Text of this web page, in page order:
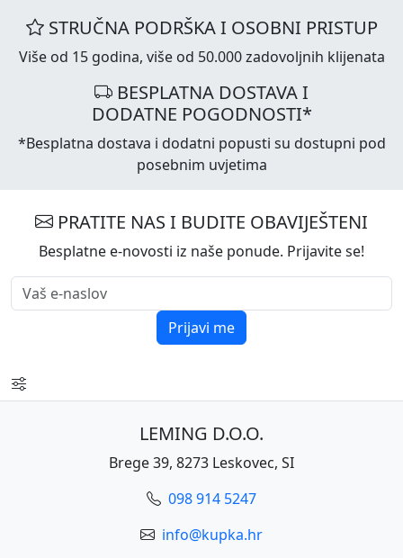
STRUČNA PODRŠKA I OSOBNI PRISTUP
Više od 15 godina, više od 50.000 zadovoljnih klijenata
BESPLATNA DOSTAVA I
DODATNE POGODNOSTI*
*Besplatna dostava i dodatni popusti su dostupni pod
posebnim uvjetima
PRATITE NAS I BUDITE OBAVIJEŠTENI
Besplatne e-novosti iz naše ponude. Prijavite se!
Prijavi me
LEMING D.O.O.
Brege 39, 8273 Leskovec, SI
098 914 5247
info@kupka.hr